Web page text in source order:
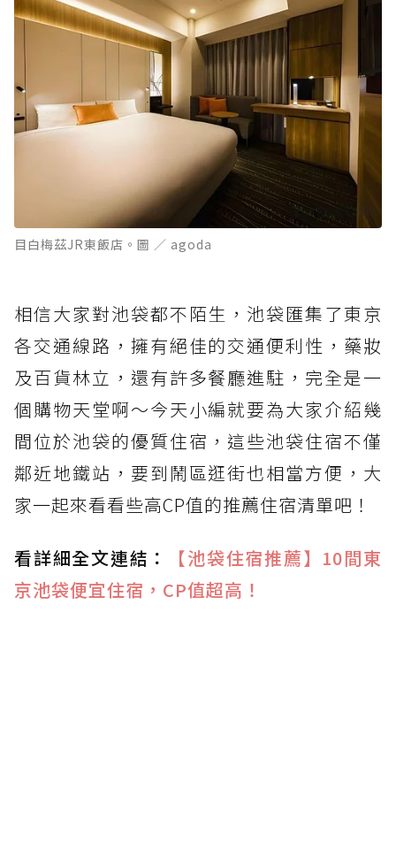
目白梅茲JR東飯店。圖 ／ agoda
相信大家對池袋都不陌生，池袋匯集了東京
各交通線路，擁有絕佳的交通便利性，藥妝
及百貨林立，還有許多餐廳進駐，完全是一
個購物天堂啊～今天小編就要為大家介紹幾
間位於池袋的優質住宿，這些池袋住宿不僅
鄰近地鐵站，要到鬧區逛街也相當方便，大
家一起來看看些高CP值的推薦住宿清單吧！
看詳細全文連結：
【池袋住宿推薦】10間東
京池袋便宜住宿，CP值超高！